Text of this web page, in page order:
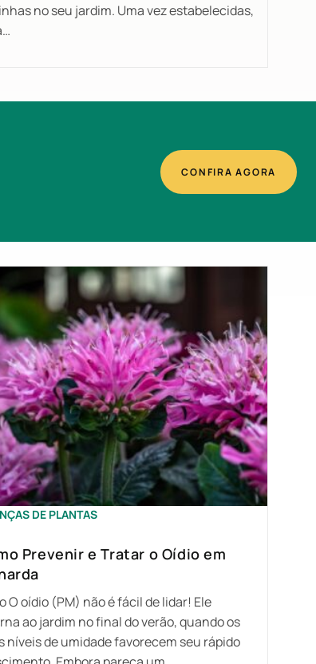
no seu jardim. Uma vez estabelecidas,
CONFIRA AGORA
DE PLANTAS
Prevenir e Tratar o Oídio em
O oídio (PM) não é fácil de lidar! Ele
ao jardim no final do verão, quando os
níveis de umidade favorecem seu rápido